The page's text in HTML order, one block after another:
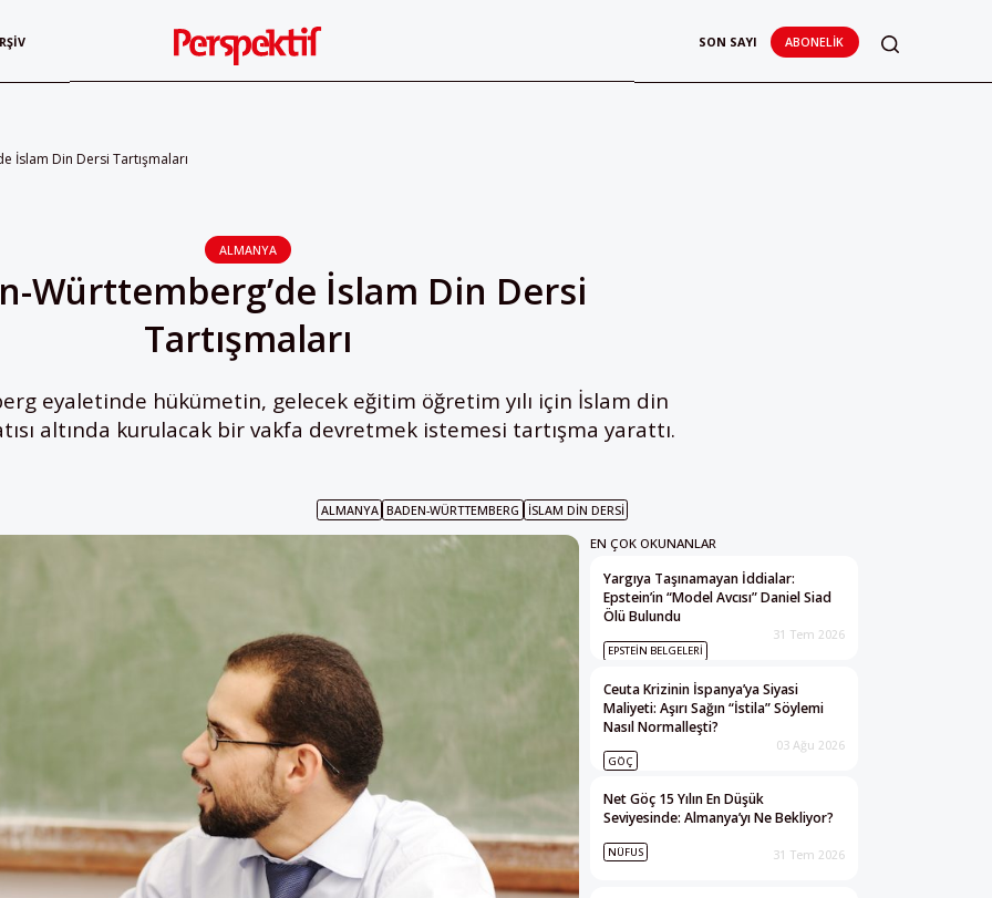
SON SAYI ABONELIK
İslam Din Dersi Tartışmaları
ALMANYA
Württemberg’de İslam Din Dersi
Tartışmaları
eyaletinde hükümetin, gelecek eğitim öğretim yılı için İslam din
altında kurulacak bir vakfa devretmek istemesi tartışma yarattı.
ALMANYA BADEN-WÜRTTEMBERG İSLAM DIN DERSI
EN ÇOK OKUNANLAR
Yargıya Taşınamayan İddialar:
Epstein’in “Model Avcısı” Daniel Siad
Ölü Bulundu
EPSTEIN BELGELERI
31 Tem 2026
Ceuta Krizinin İspanya’ya Siyasi
Maliyeti: Aşırı Sağın “İstila” Söylemi
Nasıl Normalleşti?
GÖÇ
03 Ağu 2026
Net Göç 15 Yılın En Düşük
Seviyesinde: Almanya’yı Ne Bekliyor?
NÜFUS 31 Tem 2026